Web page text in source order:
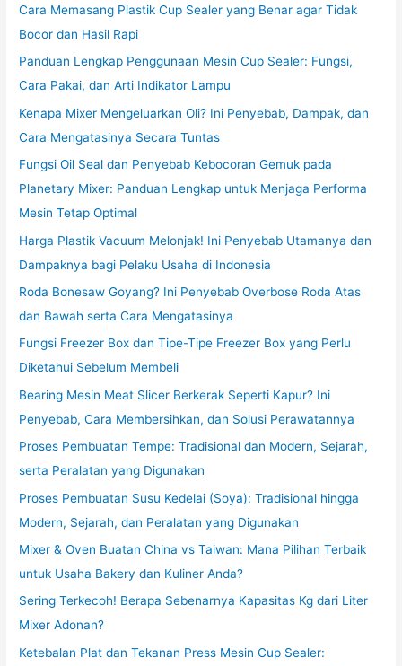
Cara Memasang Plastik Cup Sealer yang Benar agar Tidak
Bocor dan Hasil Rapi
Panduan Lengkap Penggunaan Mesin Cup Sealer: Fungsi,
Cara Pakai, dan Arti Indikator Lampu
Kenapa Mixer Mengeluarkan Oli? Ini Penyebab, Dampak, dan
Cara Mengatasinya Secara Tuntas
Fungsi Oil Seal dan Penyebab Kebocoran Gemuk pada
Planetary Mixer: Panduan Lengkap untuk Menjaga Performa
Mesin Tetap Optimal
Harga Plastik Vacuum Melonjak! Ini Penyebab Utamanya dan
Dampaknya bagi Pelaku Usaha di Indonesia
Roda Bonesaw Goyang? Ini Penyebab Overbose Roda Atas
dan Bawah serta Cara Mengatasinya
Fungsi Freezer Box dan Tipe-Tipe Freezer Box yang Perlu
Diketahui Sebelum Membeli
Bearing Mesin Meat Slicer Berkerak Seperti Kapur? Ini
Penyebab, Cara Membersihkan, dan Solusi Perawatannya
Proses Pembuatan Tempe: Tradisional dan Modern, Sejarah,
serta Peralatan yang Digunakan
Proses Pembuatan Susu Kedelai (Soya): Tradisional hingga
Modern, Sejarah, dan Peralatan yang Digunakan
Mixer & Oven Buatan China vs Taiwan: Mana Pilihan Terbaik
untuk Usaha Bakery dan Kuliner Anda?
Sering Terkecoh! Berapa Sebenarnya Kapasitas Kg dari Liter
Mixer Adonan?
Ketebalan Plat dan Tekanan Press Mesin Cup Sealer: